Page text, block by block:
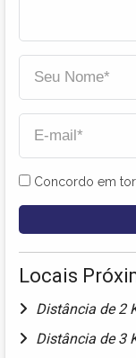
Concordo em
Locais
Distância de 2
Distância de 3